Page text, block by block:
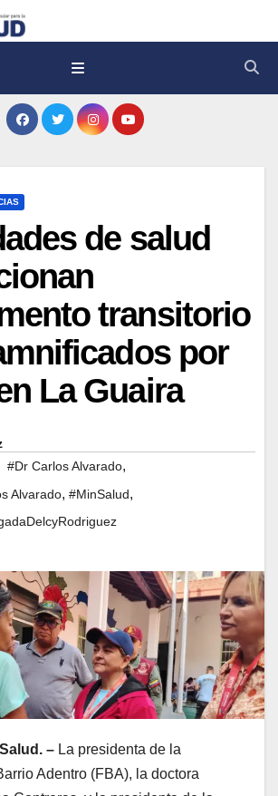
de salud
transitorio
por
La Guaira
#Dr Carlos Alvarado,
Alvarado, #MinSalud,
– La presidenta de la
Adentro (FBA), la doctora